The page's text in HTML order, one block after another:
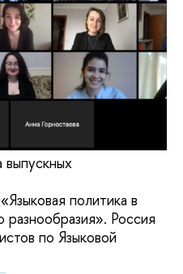
политика в
разнообразия». Россия
по Языковой